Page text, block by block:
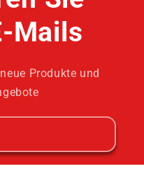
Mails
Produkte und